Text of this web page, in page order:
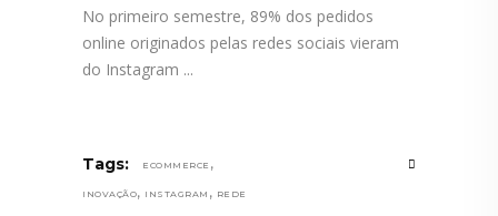
No primeiro semestre, 89% dos pedidos
online originados pelas redes sociais vieram
do Instagram
Tags: ECOMMERCE ,
INOVAÇÃO, INSTAGRAM , REDE